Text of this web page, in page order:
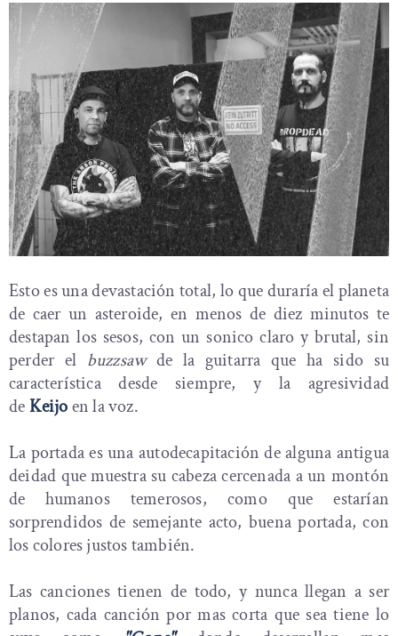
Esto es una devastación total, lo que duraría el planeta
de caer un asteroide, en menos de diez minutos te
destapan los sesos, con un sonico claro y brutal, sin
perder el buzzsaw de la guitarra que ha sido su
característica desde siempre, y la agresividad
deKeijoen la voz.
La portada es una autodecapitación de alguna antigua
deidad que muestra su cabeza cercenada a un montón
de humanos temerosos, como que estarían
sorprendidos de semejante acto, buena portada, con
los colores justos también.
Las canciones tienen de todo, y nunca llegan a ser
planos, cada canción por mas corta que sea tiene lo